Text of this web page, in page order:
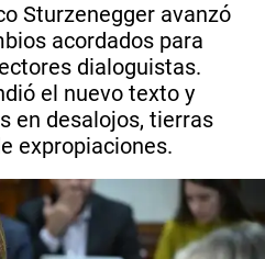
Sturzenegger avanzó
acordados para
dialoguistas.
el nuevo texto y
en desalojos, tierras
expropiaciones.